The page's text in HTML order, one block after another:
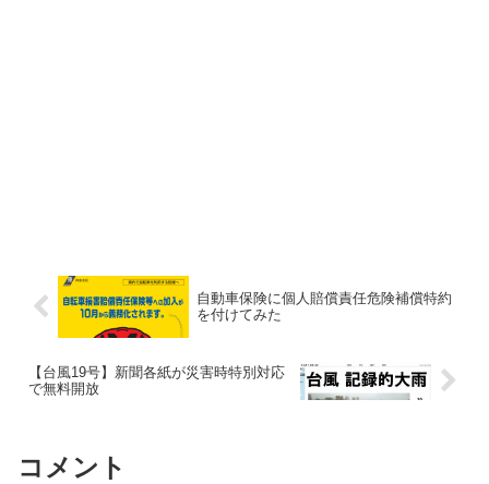
自動車保険に個人賠償責任危険補償特約
を付けてみた
【台風19号】新聞各紙が災害時特別対応
で無料開放
コメント